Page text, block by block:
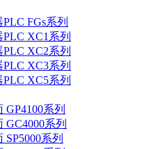
FGs系列
XC1系列
XC2系列
XC3系列
XC5系列
系列
系列
系列